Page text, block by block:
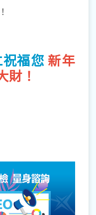
福您 新年
！